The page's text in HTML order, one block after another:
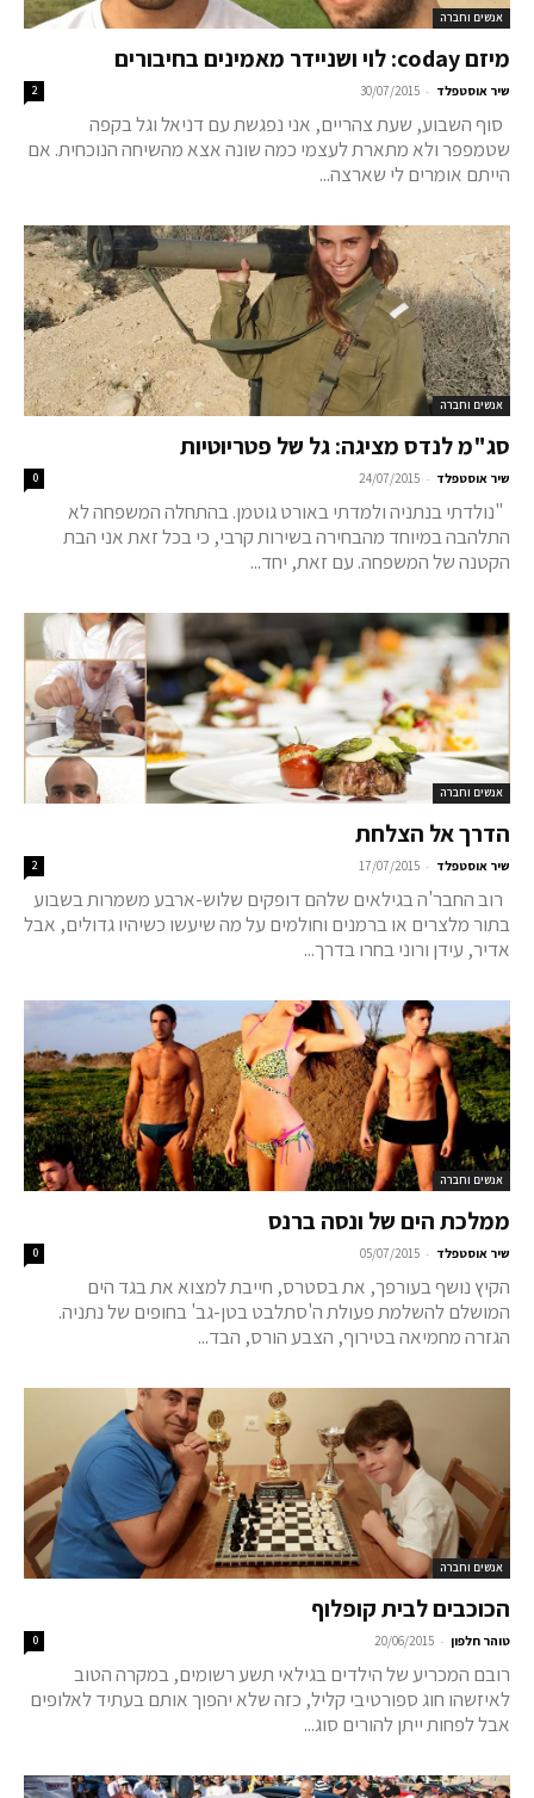
אנשים וחברה
מיזם coday: לוי ושניידר מאמינים בחיבורים
שיר אוסטפלד -
30/07/2015
2
סוף השבוע, שעת צהריים, אני נפגשת עם דניאל וגל בקפה
שטמפפר ולא מתארת לעצמי כמה שונה אצא מהשיחה הנוכחית. אם
הייתם אומרים לי שארצה...
אנשים וחברה
סג"מ לנדס מציגה: גל של פטריוטיות
שיר אוסטפלד -
24/07/2015
0
"נולדתי בנתניה ולמדתי באורט גוטמן. בהתחלה המשפחה לא
התלהבה במיוחד מהבחירה בשירות קרבי, כי בכל זאת אני הבת
הקטנה של המשפחה. עם זאת, יחד...
אנשים וחברה
הדרך אל הצלחת
שיר אוסטפלד -
17/07/2015
2
רוב החבר'ה בגילאים שלהם דופקים שלוש-ארבע משמרות בשבוע
בתור מלצרים או ברמנים וחולמים על מה שיעשו כשיהיו גדולים, אבל
אדיר, עידן ורוני בחרו בדרך...
אנשים וחברה
ממלכת הים של ונסה ברנס
שיר אוסטפלד -
05/07/2015
0
הקיץ נושף בעורפך, את בסטרס, חייבת למצוא את בגד הים
המושלם להשלמת פעולת ה'סתלבט בטן-גב' בחופים של נתניה.
הגזרה מחמיאה בטירוף, הצבע הורס, הבד...
אנשים וחברה
הכוכבים לבית קופלוף
טוהר חלפון -
20/06/2015
0
רובם המכריע של הילדים בגילאי תשע רשומים, במקרה הטוב
לאיזשהו חוג ספורטיבי קליל, כזה שלא יהפוך אותם בעתיד לאלופים
אבל לפחות ייתן להורים סוג...